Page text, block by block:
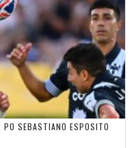
PO SEBASTIANO ESPOSITO